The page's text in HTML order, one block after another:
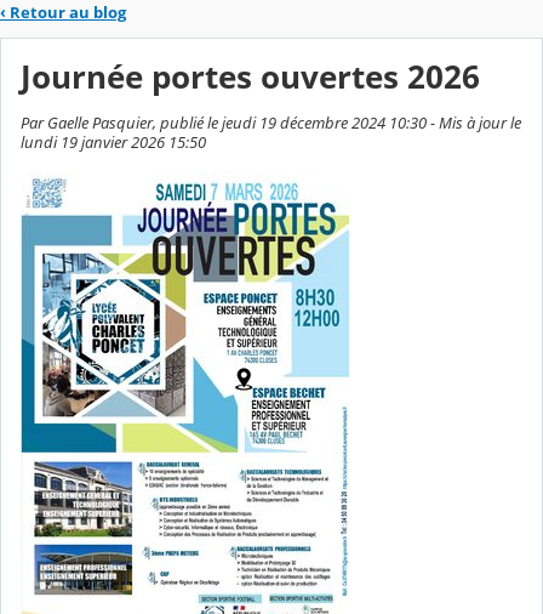
‹ Retour au blog
Journée portes ouvertes 2026
Par Gaelle Pasquier, publié le jeudi 19 décembre 2024 10:30 - Mis à jour le
lundi 19 janvier 2026 15:50